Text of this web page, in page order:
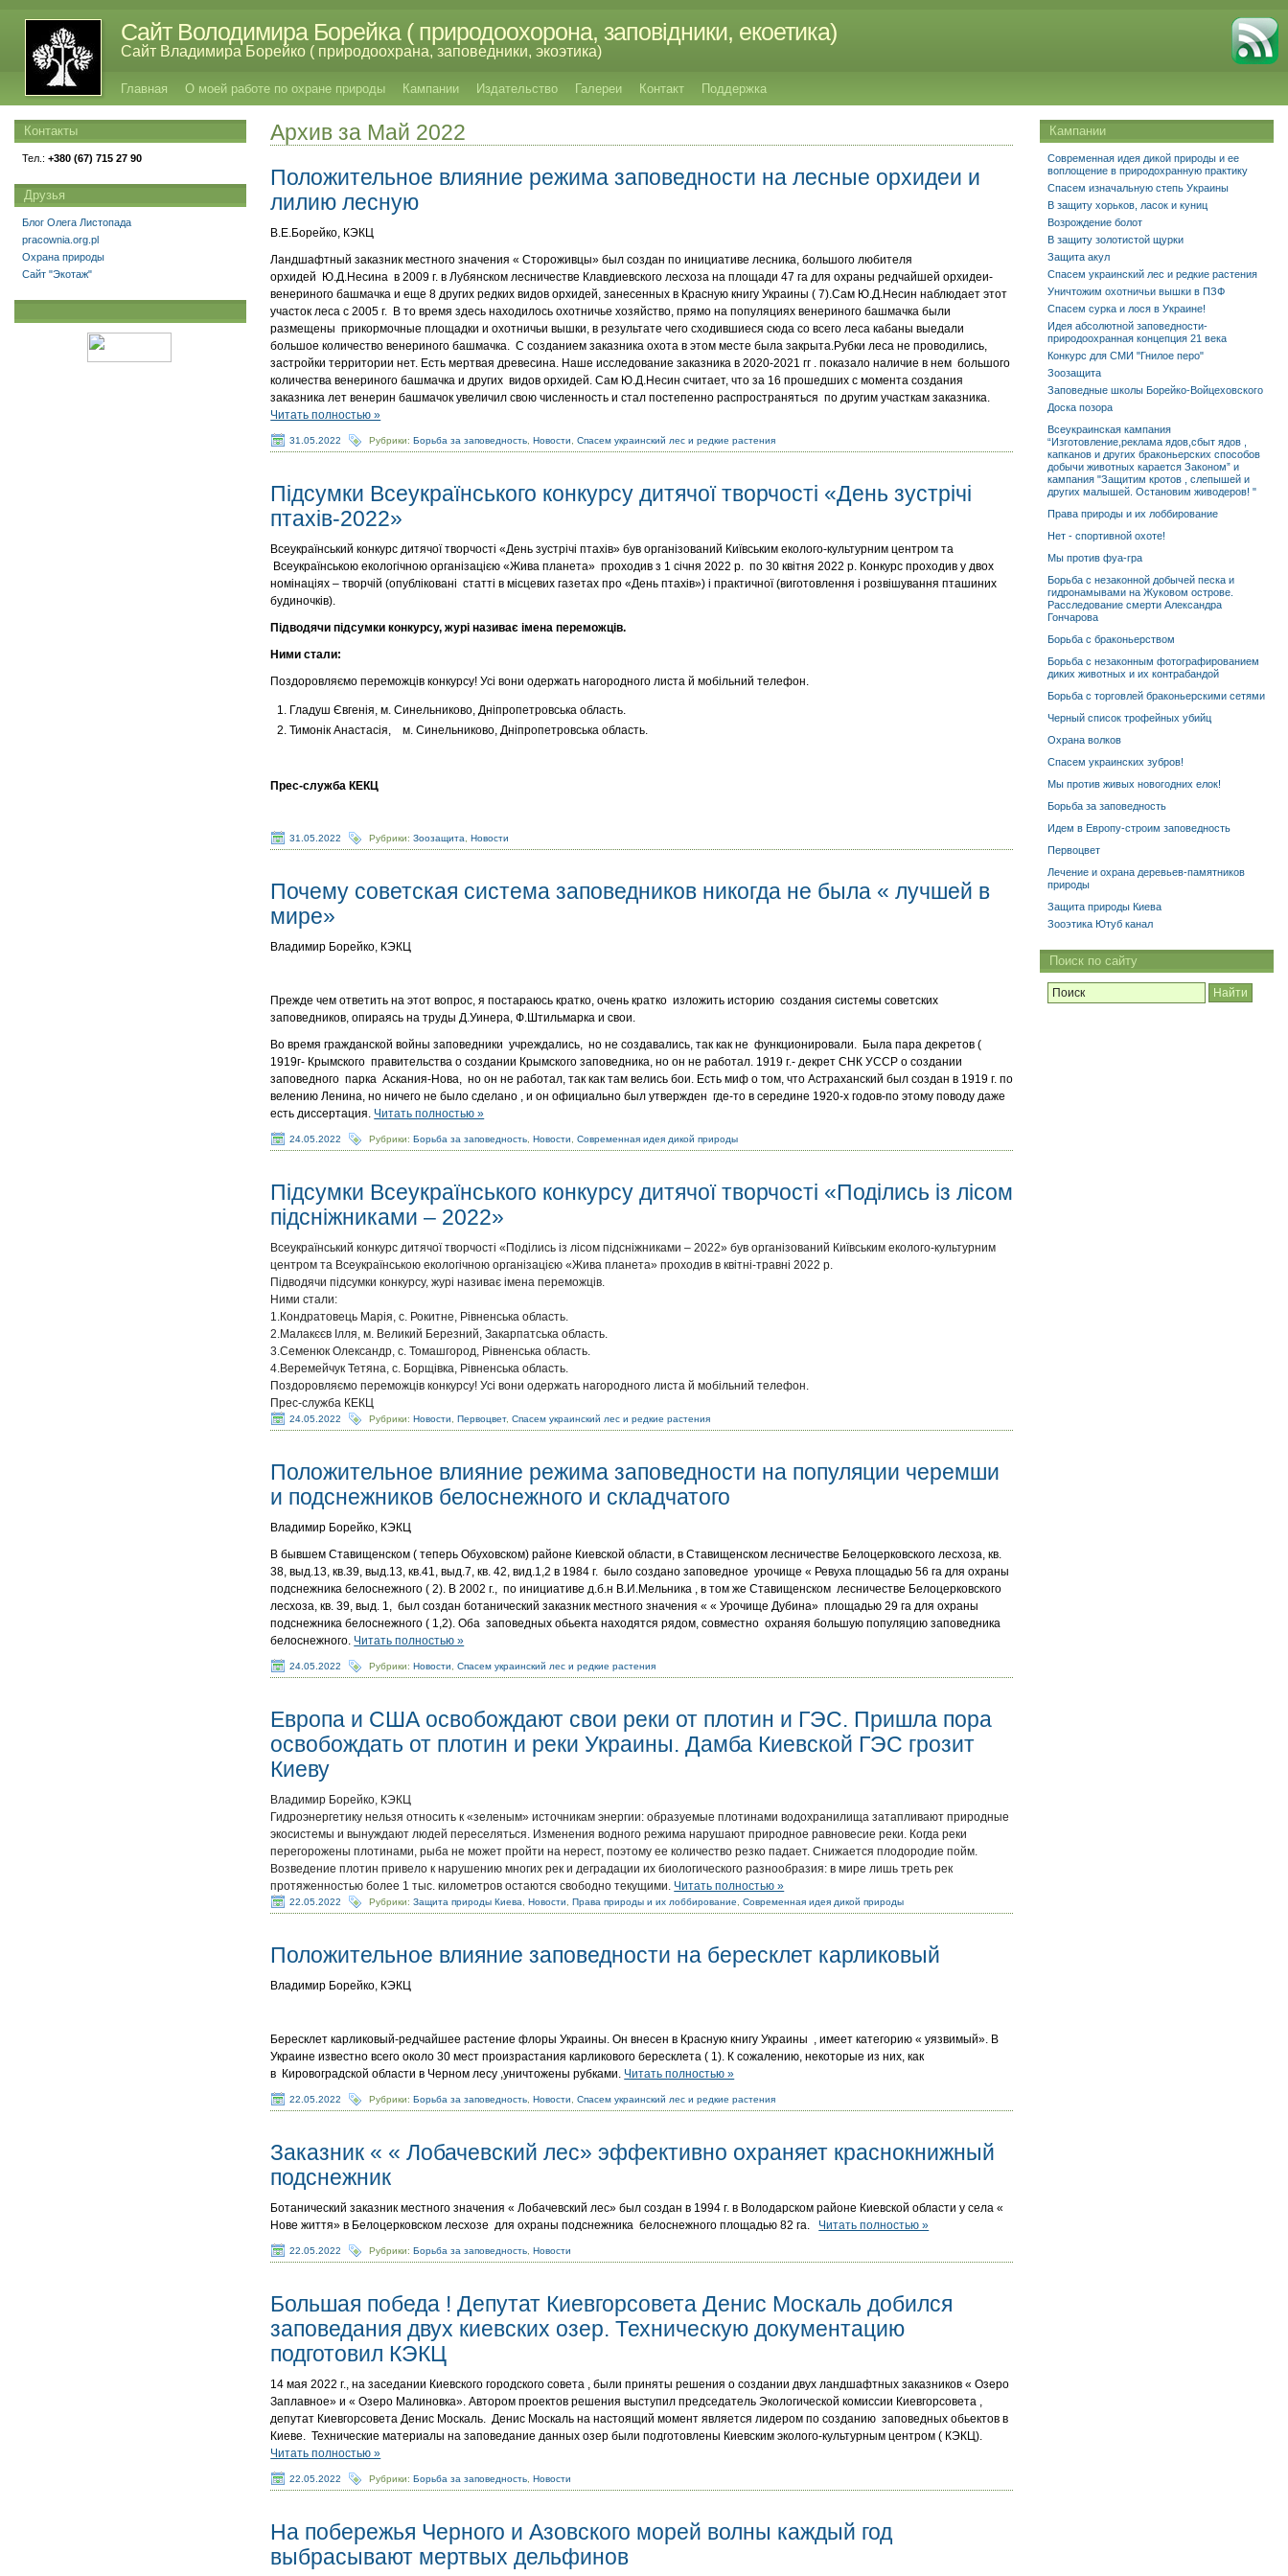
Сайт Володимира Борейка ( природоохорона, заповідники, екоетика)
Сайт Владимира Борейко ( природоохрана, заповедники, экоэтика)
Главная О моей работе по охране природы Кампании Издательство Галереи Контакт Поддержка
Архив за Май 2022
Положительное влияние режима заповедности на лесные орхидеи и
лилию лесную
В.Е.Борейко, КЭКЦ
Ландшафтный заказник местного значения « Стороживцы» был создан по инициативе лесника, большого любителя
орхидей Ю.Д.Несина в 2009 г. в Лубянском лесничестве Клавдиевского лесхоза на площади 47 га для охраны редчайшей орхидеи-
венериного башмачка и еще 8 других редких видов орхидей, занесенных в Красную книгу Украины ( 7).Сам Ю.Д.Несин наблюдает этот
участок леса с 2005 г. В то время здесь находилось охотничье хозяйство, прямо на популяциях венериного башмачка были
размещены прикормочные площадки и охотничьи вышки, в результате чего сходившиеся сюда со всего леса кабаны выедали
большое количество венериного башмачка. С созданием заказника охота в этом месте была закрыта.Рубки леса не проводились,
застройки территории нет. Есть мертвая древесина. Наше исследование заказника в 2020-2021 гг . показало наличие в нем большого
количества венериного башмачка и других видов орхидей. Сам Ю.Д.Несин считает, что за 16 прошедших с момента создания
заказника лет венерин башмачок увеличил свою численность и стал постепенно распространяться по другим участкам заказника.
Читать полностью »
31.05.2022 Рубрики:Борьба за заповедность ,Новости ,Спасем украинский лес и редкие растения
Підсумки Всеукраїнського конкурсу дитячої творчості «День зустрічі
птахів-2022»
Всеукраїнський конкурс дитячої творчості «День зустрічі птахів» був організований Київським еколого-культурним центром та
Всеукраїнською екологічною організацією «Жива планета» проходив з 1 січня 2022 р. по 30 квітня 2022 р. Конкурс проходив у двох
номінаціях – творчій (опубліковані статті в місцевих газетах про «День птахів») і практичної (виготовлення і розвішування пташиних
будиночків).
Підводячи підсумки конкурсу, журі називає імена переможців.
Ними стали:
Поздоровляємо переможців конкурсу! Усі вони одержать нагородного листа й мобільний телефон.
Гладуш Євгенія, м. Синельниково, Дніпропетровська область.
Тимонік Анастасія, м. Синельниково, Дніпропетровська область.
Прес-служба КЕКЦ
31.05.2022 Рубрики:Зоозащита ,Новости
Почему советская система заповедников никогда не была « лучшей в
мире»
Владимир Борейко, КЭКЦ
Прежде чем ответить на этот вопрос, я постараюсь кратко, очень кратко изложить историю создания системы советских
заповедников, опираясь на труды Д.Уинера, Ф.Штильмарка и свои.
Во время гражданской войны заповедники учреждались, но не создавались, так как не функционировали. Была пара декретов (
1919г- Крымского правительства о создании Крымского заповедника, но он не работал. 1919 г.- декрет СНК УССР о создании
заповедного парка Аскания-Нова, но он не работал, так как там велись бои. Есть миф о том, что Астраханский был создан в 1919 г. по
велению Ленина, но ничего не было сделано , и он официально был утвержден где-то в середине 1920-х годов-по этому поводу даже
есть диссертация. Читать полностью »
24.05.2022 Рубрики:Борьба за заповедность ,Новости ,Современная идея дикой природы
Підсумки Всеукраїнського конкурсу дитячої творчості «Поділись із лісом
підсніжниками – 2022»
Всеукраїнський конкурс дитячої творчості «Поділись із лісом підсніжниками – 2022» був організований Київським еколого-культурним
центром та Всеукраїнською екологічною організацією «Жива планета» проходив в квітні-травні 2022 р.
Підводячи підсумки конкурсу, журі називає імена переможців.
Ними стали:
1.Кондратовець Марія, с. Рокитне, Рівненська область.
2.Малакєєв Ілля, м. Великий Березний, Закарпатська область.
3.Семенюк Олександр, с. Томашгород, Рівненська область.
4.Веремейчук Тетяна, с. Борщівка, Рівненська область.
Поздоровляємо переможців конкурсу! Усі вони одержать нагородного листа й мобільний телефон.
Прес-служба КЕКЦ
24.05.2022 Рубрики:Новости ,Первоцвет,Спасем украинский лес и редкие растения
Положительное влияние режима заповедности на популяции черемши
и подснежников белоснежного и складчатого
Владимир Борейко, КЭКЦ
В бывшем Ставищенском ( теперь Обуховском) районе Киевской области, в Ставищенском лесничестве Белоцерковского лесхоза, кв.
38, выд.13, кв.39, выд.13, кв.41, выд.7, кв. 42, вид.1,2 в 1984 г. было создано заповедное урочище « Ревуха площадью 56 га для охраны
подснежника белоснежного ( 2). В 2002 г., по инициативе д.б.н В.И.Мельника , в том же Ставищенском лесничестве Белоцерковского
лесхоза, кв. 39, выд. 1, был создан ботанический заказник местного значения « « Урочище Дубина» площадью 29 га для охраны
подснежника белоснежного ( 1,2). Оба заповедных обьекта находятся рядом, совместно охраняя большую популяцию заповедника
белоснежного. Читать полностью »
24.05.2022 Рубрики:Новости ,Спасем украинский лес и редкие растения
Европа и США освобождают свои реки от плотин и ГЭС. Пришла пора
освобождать от плотин и реки Украины. Дамба Киевской ГЭС грозит
Киеву
Владимир Борейко, КЭКЦ
Гидроэнергетику нельзя относить к «зеленым» источникам энергии: образуемые плотинами водохранилища затапливают природные
экосистемы и вынуждают людей переселяться. Изменения водного режима нарушают природное равновесие реки. Когда реки
перегорожены плотинами, рыба не может пройти на нерест, поэтому ее количество резко падает. Снижается плодородие пойм.
Возведение плотин привело к нарушению многих рек и деградации их биологического разнообразия: в мире лишь треть рек
протяженностью более 1 тыс. километров остаются свободно текущими. Читать полностью »
22.05.2022 Рубрики:Защита природы Киева ,Новости ,Права природы и их лоббирование ,Современная идея дикой природы
Положительное влияние заповедности на бересклет карликовый
Владимир Борейко, КЭКЦ
Бересклет карликовый-редчайшее растение флоры Украины. Он внесен в Красную книгу Украины , имеет категорию « уязвимый». В
Украине известно всего около 30 мест произрастания карликового бересклета ( 1). К сожалению, некоторые из них, как
в Кировоградской области в Черном лесу ,уничтожены рубками. Читать полностью »
22.05.2022 Рубрики:Борьба за заповедность ,Новости ,Спасем украинский лес и редкие растения
Заказник « « Лобачевский лес» эффективно охраняет краснокнижный
подснежник
Ботанический заказник местного значения « Лобачевский лес» был создан в 1994 г. в Володарском районе Киевской области у села «
Нове життя» в Белоцерковском лесхозе для охраны подснежника белоснежного площадью 82 га. Читать полностью »
22.05.2022 Рубрики:Борьба за заповедность ,Новости
Большая победа ! Депутат Киевгорсовета Денис Москаль добился
заповедания двух киевских озер. Техническую документацию
подготовил КЭКЦ
14 мая 2022 г., на заседании Киевского городского совета , были приняты решения о создании двух ландшафтных заказников « Озеро
Заплавное» и « Озеро Малиновка». Автором проектов решения выступил председатель Экологической комиссии Киевгорсовета ,
депутат Киевгорсовета Денис Москаль. Денис Москаль на настоящий момент является лидером по созданию заповедных обьектов в
Киеве. Технические материалы на заповедание данных озер были подготовлены Киевским эколого-культурным центром ( КЭКЦ).
Читать полностью »
22.05.2022 Рубрики:Борьба за заповедность ,Новости
На побережья Черного и Азовского морей волны каждый год
выбрасывают мертвых дельфинов
Кампании
Современная идея дикой природы и ее
воплощение в природохранную практику
Спасем изначальную степь Украины
В защиту хорьков, ласок и куниц
Возрождение болот
В защиту золотистой щурки
Защита акул
Спасем украинский лес и редкие растения
Уничтожим охотничьи вышки в ПЗФ
Спасем сурка и лося в Украине!
Идея абсолютной заповедности-
природоохранная концепция 21 века
Конкурс для СМИ "Гнилое перо"
Зоозащита
Заповедные школы Борейко-Войцеховского
Доска позора
Всеукраинская кампания
“Изготовление,реклама ядов,сбыт ядов ,
капканов и других браконьерских способов
добычи животных карается Законом” и
кампания "Защитим кротов , слепышей и
других малышей. Остановим живодеров! "
Права природы и их лоббирование
Нет - спортивной охоте!
Мы против фуа-гра
Борьба с незаконной добычей песка и
гидронамывами на Жуковом острове.
Расследование смерти Александра
Гончарова
Борьба с браконьерством
Борьба с незаконным фотографированием
диких животных и их контрабандой
Борьба с торговлей браконьерскими сетями
Черный список трофейных убийц
Охрана волков
Спасем украинских зубров!
Мы против живых новогодних елок!
Борьба за заповедность
Идем в Европу-строим заповедность
Первоцвет
Лечение и охрана деревьев-памятников
природы
Защита природы Киева
Зооэтика Ютуб канал
Поиск по сайту
Контакты
Тел.: +380 (67) 715 27 90
Друзья
Блог Олега Листопада
pracownia.org.pl
Охрана природы
Сайт "Экотаж"